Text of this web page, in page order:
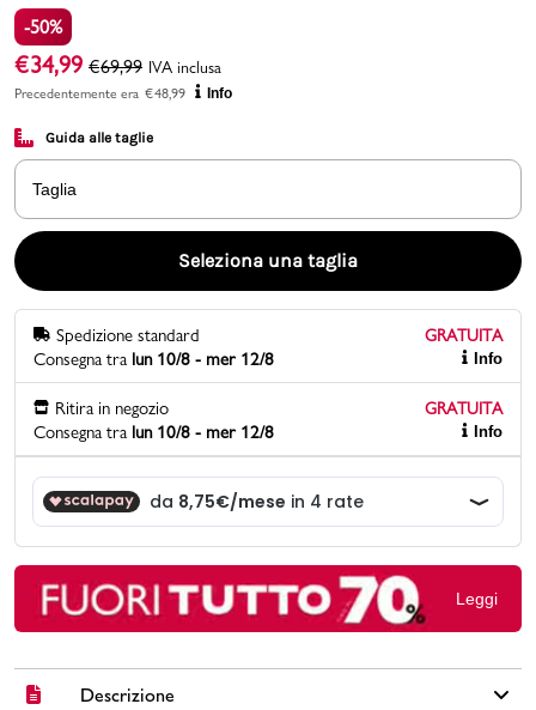
Marchi
Promo & News
contatti
Gift card
-50%
€34,99 €69,99 IVA inclusa
Precedentemente era €48,99 Info
Guida alle taglie
Taglia
Seleziona una taglia
Spedizione standard
GRATUITA
Consegna tra lun 10/8 - mer 12/8 Info
Ritira in negozio
GRATUITA
Consegna tra lun 10/8 - mer 12/8 Info
Leggi
Descrizione